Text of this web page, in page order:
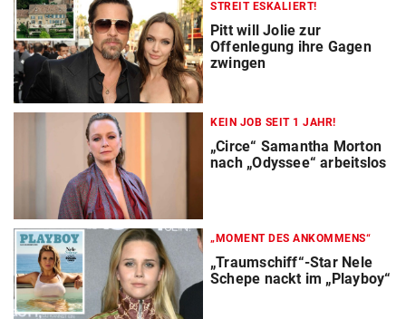
STREIT ESKALIERT!
Pitt will Jolie zur
Offenlegung ihre Gagen
zwingen
KEIN JOB SEIT 1 JAHR!
„Circe“ Samantha Morton
nach „Odyssee“ arbeitslos
„MOMENT DES ANKOMMENS“
„Traumschiff“-Star Nele
Schepe nackt im „Playboy“